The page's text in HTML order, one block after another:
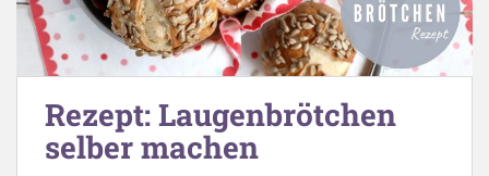
Rezept: Laugenbrötchen
selber machen